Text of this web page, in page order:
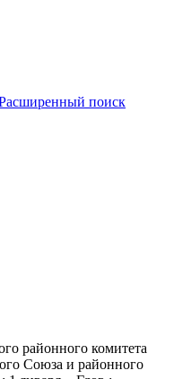
поиск
районного комитета
Союза и районного